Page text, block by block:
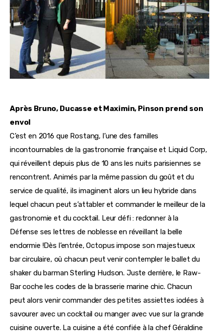
Après Bruno, Ducasse et Maximin, Pinson prend son
envol
C’est en 2016 que Rostang, l’une des familles
incontournables de la gastronomie française et Liquid Corp,
qui réveillent depuis plus de 10 ans les nuits parisiennes se
rencontrent. Animés par la même passion du goût et du
service de qualité, ils imaginent alors un lieu hybride dans
lequel chacun peut s’attabler et commander le meilleur de la
gastronomie et du cocktail. Leur défi : redonner à la
Défense ses lettres de noblesse en réveillant la belle
endormie !Dès l’entrée, Octopus impose son majestueux
bar circulaire, où chacun peut venir contempler le ballet du
shaker du barman Sterling Hudson. Juste derrière, le Raw-
Bar coche les codes de la brasserie marine chic. Chacun
peut alors venir commander des petites assiettes iodées à
savourer avec un cocktail ou manger avec vue sur la grande
cuisine ouverte. La cuisine a été confiée à la chef Géraldine